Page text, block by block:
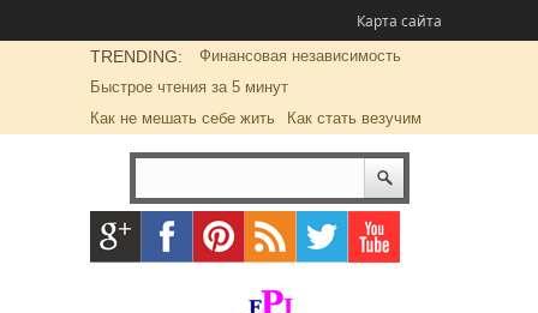
Карта сайта
TRENDING:
Финансовая независимость
Быстрое чтения за 5 минут
Как не мешать себе жить
Как стать везучим